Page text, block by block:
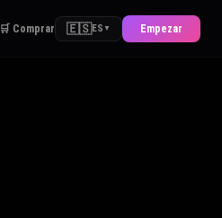
🛒 Comprar 🇪🇸ES ▼ Empezar